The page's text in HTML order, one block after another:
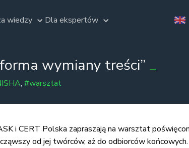
wiedzy Dla ekspertów
wymiany treści”
, #warsztat
i CERT Polska zapraszają na warsztat
od jej twórców, aż do odbiorców